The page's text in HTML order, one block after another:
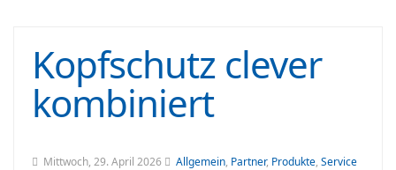
Kopfschutz clever
kombiniert
Mittwoch, 29. April 2026 Allgemein, Partner, Produkte, Service